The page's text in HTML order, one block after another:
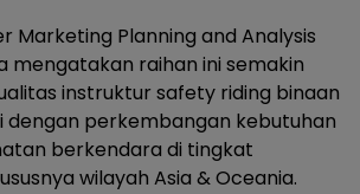
Marketing Planning and Analysis
mengatakan raihan ini semakin
instruktur safety riding binaan
dengan perkembangan kebutuhan
berkendara di tingkat
wilayah Asia & Oceania.